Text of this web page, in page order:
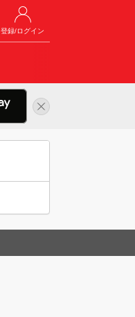
登録/ログイン